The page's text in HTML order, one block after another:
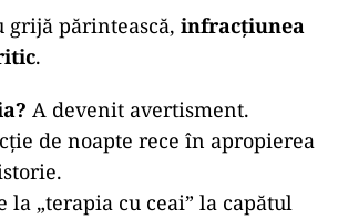
grijă părintească, infracțiunea
.
A devenit avertisment.
de noapte rece în apropierea
la „terapia cu ceai” la capătul